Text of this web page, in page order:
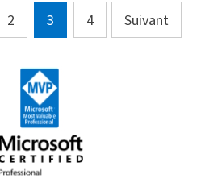
2 3 4 Suivant